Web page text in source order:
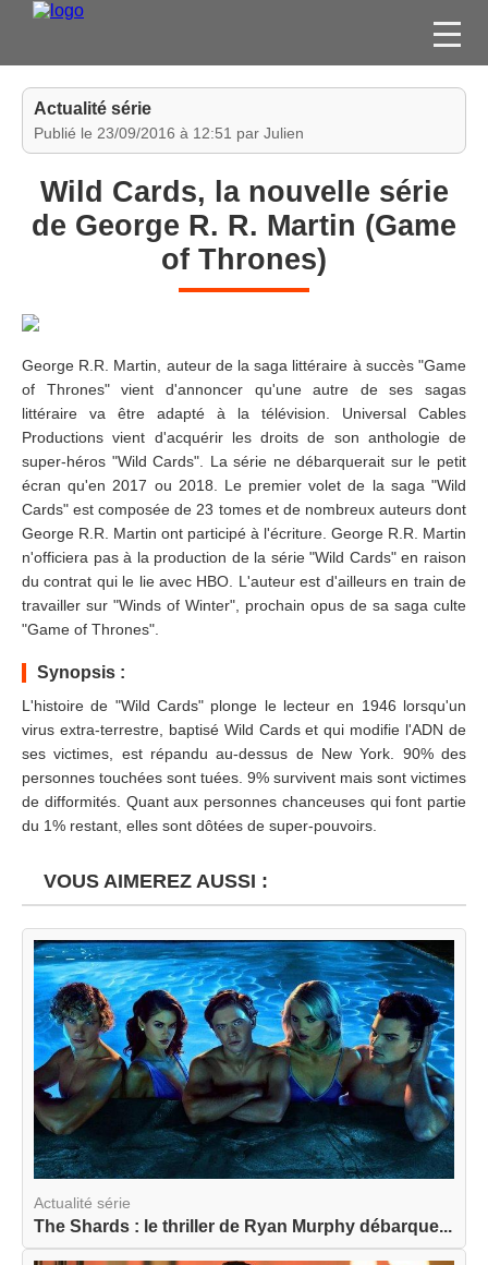
FILMS
JEUX VIDÉO
CONCOURS
MEMBRE
Actualité série
Publié le 23/09/2016 à 12:51 par Julien
Wild Cards, la nouvelle série
de George R. R. Martin (Game
of Thrones)
George R.R. Martin, auteur de la saga littéraire à succès "Game
of Thrones" vient d'annoncer qu'une autre de ses sagas
littéraire va être adapté à la télévision. Universal Cables
Productions vient d'acquérir les droits de son anthologie de
super-héros "Wild Cards". La série ne débarquerait sur le petit
écran qu'en 2017 ou 2018. Le premier volet de la saga "Wild
Cards" est composée de 23 tomes et de nombreux auteurs dont
George R.R. Martin ont participé à l'écriture. George R.R. Martin
n'officiera pas à la production de la série "Wild Cards" en raison
du contrat qui le lie avec HBO. L'auteur est d'ailleurs en train de
travailler sur "Winds of Winter", prochain opus de sa saga culte
"Game of Thrones".
Synopsis :
L'histoire de "Wild Cards" plonge le lecteur en 1946 lorsqu'un
virus extra-terrestre, baptisé Wild Cards et qui modifie l'ADN de
ses victimes, est répandu au-dessus de New York. 90% des
personnes touchées sont tuées. 9% survivent mais sont victimes
de difformités. Quant aux personnes chanceuses qui font partie
du 1% restant, elles sont dôtées de super-pouvoirs.
VOUS AIMEREZ AUSSI :
Actualité série
The Shards : le thriller de Ryan Murphy débarque...